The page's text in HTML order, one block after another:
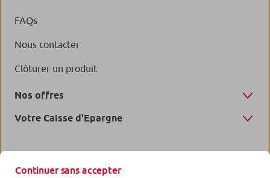
FAQs
Nous contacter
Clôturer un produit
Nos offres
Votre Caisse d'Epargne
Continuer sans accepter